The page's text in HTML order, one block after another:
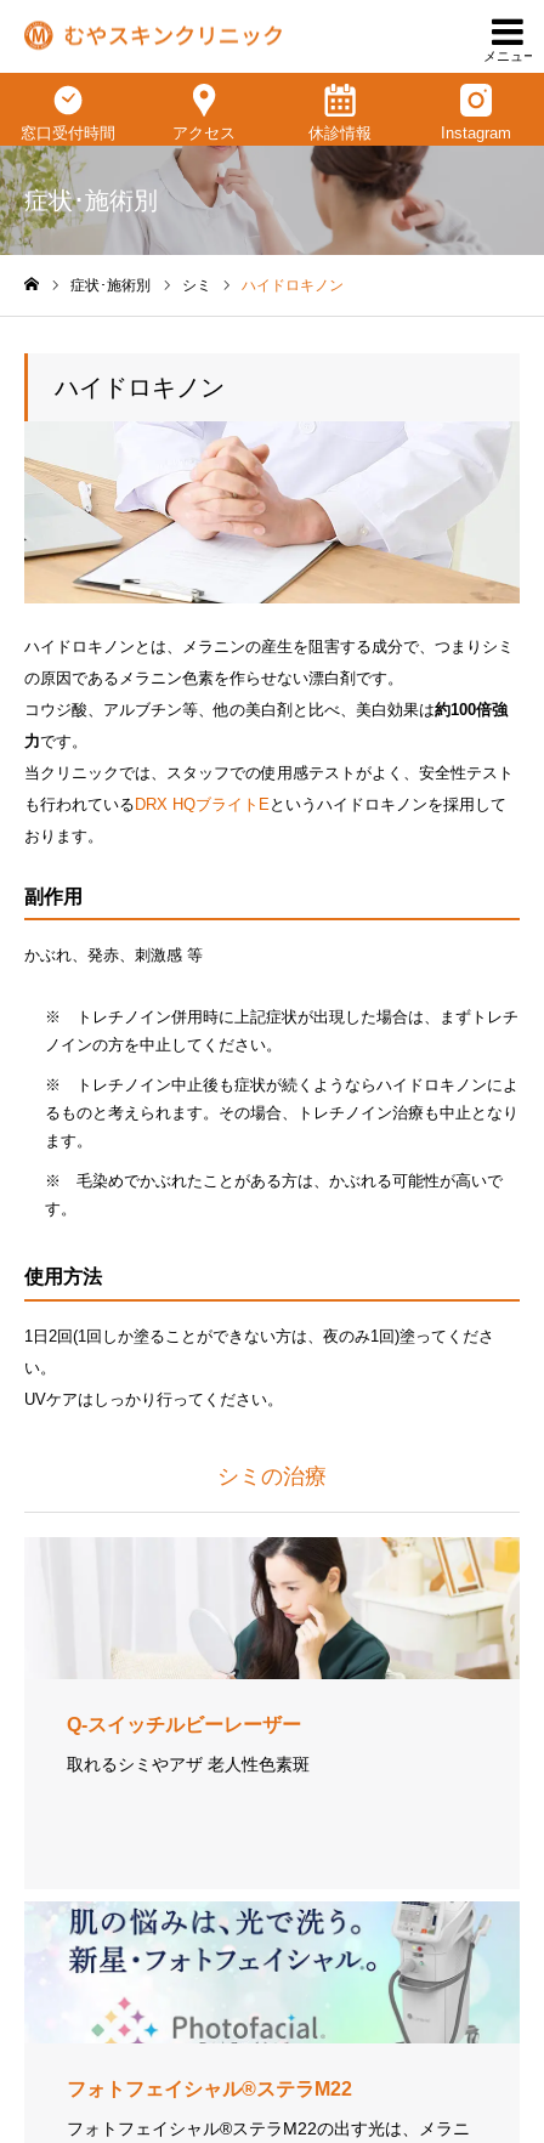
メニュー
窓口受付時間 アクセス 休診情報 Instagram
症状･施術別
症状･施術別 シミ ハイドロキノン
ハイドロキノン
ハイドロキノンとは、メラニンの産生を阻害する成分で、つまりシミ
の原因であるメラニン色素を作らせない漂白剤です。
コウジ酸、アルブチン等、他の美白剤と比べ、美白効果は約100倍強
力です。
当クリニックでは、スタッフでの使用感テストがよく、安全性テスト
も行われている DRX HQブライトEというハイドロキノンを採用して
おります。
副作用
かぶれ、発赤、刺激感 等
※ トレチノイン併用時に上記症状が出現した場合は、まずトレチ
ノインの方を中止してください。
※ トレチノイン中止後も症状が続くようならハイドロキノンによ
るものと考えられます。その場合、トレチノイン治療も中止となり
ます。
※ 毛染めでかぶれたことがある方は、かぶれる可能性が高いで
す。
使用方法
1日2回(1回しか塗ることができない方は、夜のみ1回)塗ってくださ
い。
UVケアはしっかり行ってください。
シミの治療
Q-スイッチルビーレーザー
取れるシミやアザ 老人性色素斑
フォトフェイシャル®ステラM22
フォトフェイシャル®ステラM22の出す光は、メラニ